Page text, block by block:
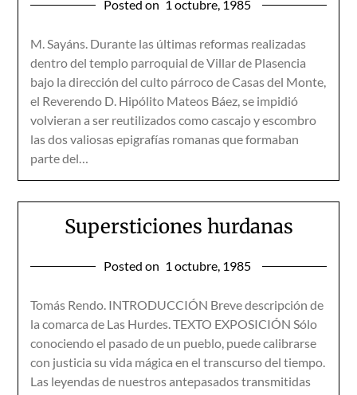
Posted on 1 octubre, 1985
M. Sayáns. Durante las últimas reformas realizadas
dentro del templo parroquial de Villar de Plasencia
bajo la dirección del culto párroco de Casas del Monte,
el Reverendo D. Hipólito Mateos Báez, se impidió
volvieran a ser reutilizados como cascajo y escombro
las dos valiosas epigrafías romanas que formaban
parte del…
Supersticiones hurdanas
Posted on 1 octubre, 1985
Tomás Rendo. INTRODUCCIÓN Breve descripción de
la comarca de Las Hurdes. TEXTO EXPOSICIÓN Sólo
conociendo el pasado de un pueblo, puede calibrarse
con justicia su vida mágica en el transcurso del tiempo.
Las leyendas de nuestros antepasados transmitidas